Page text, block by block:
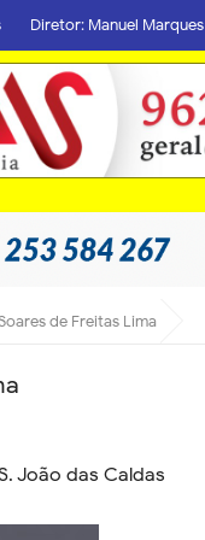
Diretor: Manuel Marques
de Freitas Lima
João das Caldas